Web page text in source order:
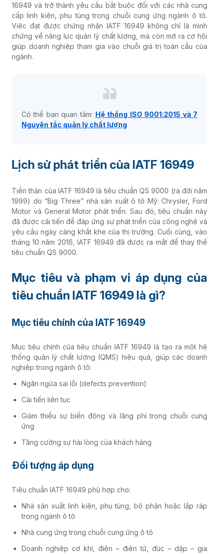
16949 và trở thành yêu cầu bắt buộc đối với các nhà cung
cấp linh kiện, phụ tùng trong chuỗi cung ứng ngành ô tô.
Việc đạt được chứng nhận IATF 16949 không chỉ là minh
chứng về năng lực quản lý chất lượng, mà còn mở ra cơ hội
giúp doanh nghiệp tham gia vào chuỗi giá trị toàn cầu của
ngành.
Có thể bạn quan tâm: Hệ thống ISO 9001:2015 và 7
Nguyên tắc quản lý chất lượng
Lịch sử phát triển của IATF 16949
Tiền thân của IATF 16949 là tiêu chuẩn QS 9000 (ra đời năm
1999) do “Big Three” nhà sản xuất ô tô Mỹ: Chrysler, Ford
Motor và General Motor phát triển. Sau đó, tiêu chuẩn này
đã được cải tiến để đáp ứng sự phát triển của công nghệ và
yêu cầu ngày càng khắt khe của thị trường. Cuối cùng, vào
tháng 10 năm 2016, IATF 16949 đã được ra mắt để thay thế
tiêu chuẩn QS 9000.
Mục tiêu và phạm vi áp dụng của
tiêu chuẩn IATF 16949 là gì?
Mục tiêu chính của IATF 16949
Mục tiêu chính của tiêu chuẩn IATF 16949 là tạo ra một hệ
thống quản lý chất lượng (QMS) hiệu quả, giúp các doanh
nghiệp trong ngành ô tô:
Ngăn ngừa sai lỗi (defects prevention)
Cải tiến liên tục
Giảm thiểu sự biến động và lãng phí trong chuỗi cung
ứng
Tăng cường sự hài lòng của khách hàng
Đối tượng áp dụng
Tiêu chuẩn IATF 16949 phù hợp cho:
Nhà sản xuất linh kiện, phụ tùng, bộ phận hoặc lắp ráp
trong ngành ô tô
Nhà cung ứng trong chuỗi cung ứng ô tô
Doanh nghiệp cơ khí, điện – điện tử, đúc – dập – gia